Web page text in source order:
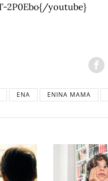
2P0Ebo{/youtube}
ENA ENINA MAMA